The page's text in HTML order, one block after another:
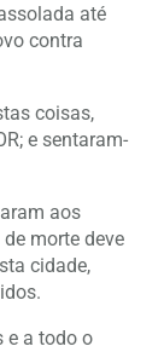
até
contra
coisas,
e sentaram-
aos
morte deve
cidade,
e a todo o